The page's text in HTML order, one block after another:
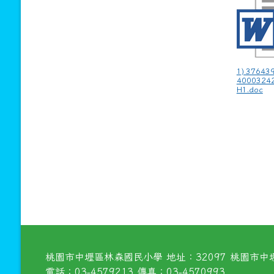
1)
H1.doc
桃園市中壢區林森國民小學 地址：32097 桃園市中
電話：03-4579213 傳真：03-4570993